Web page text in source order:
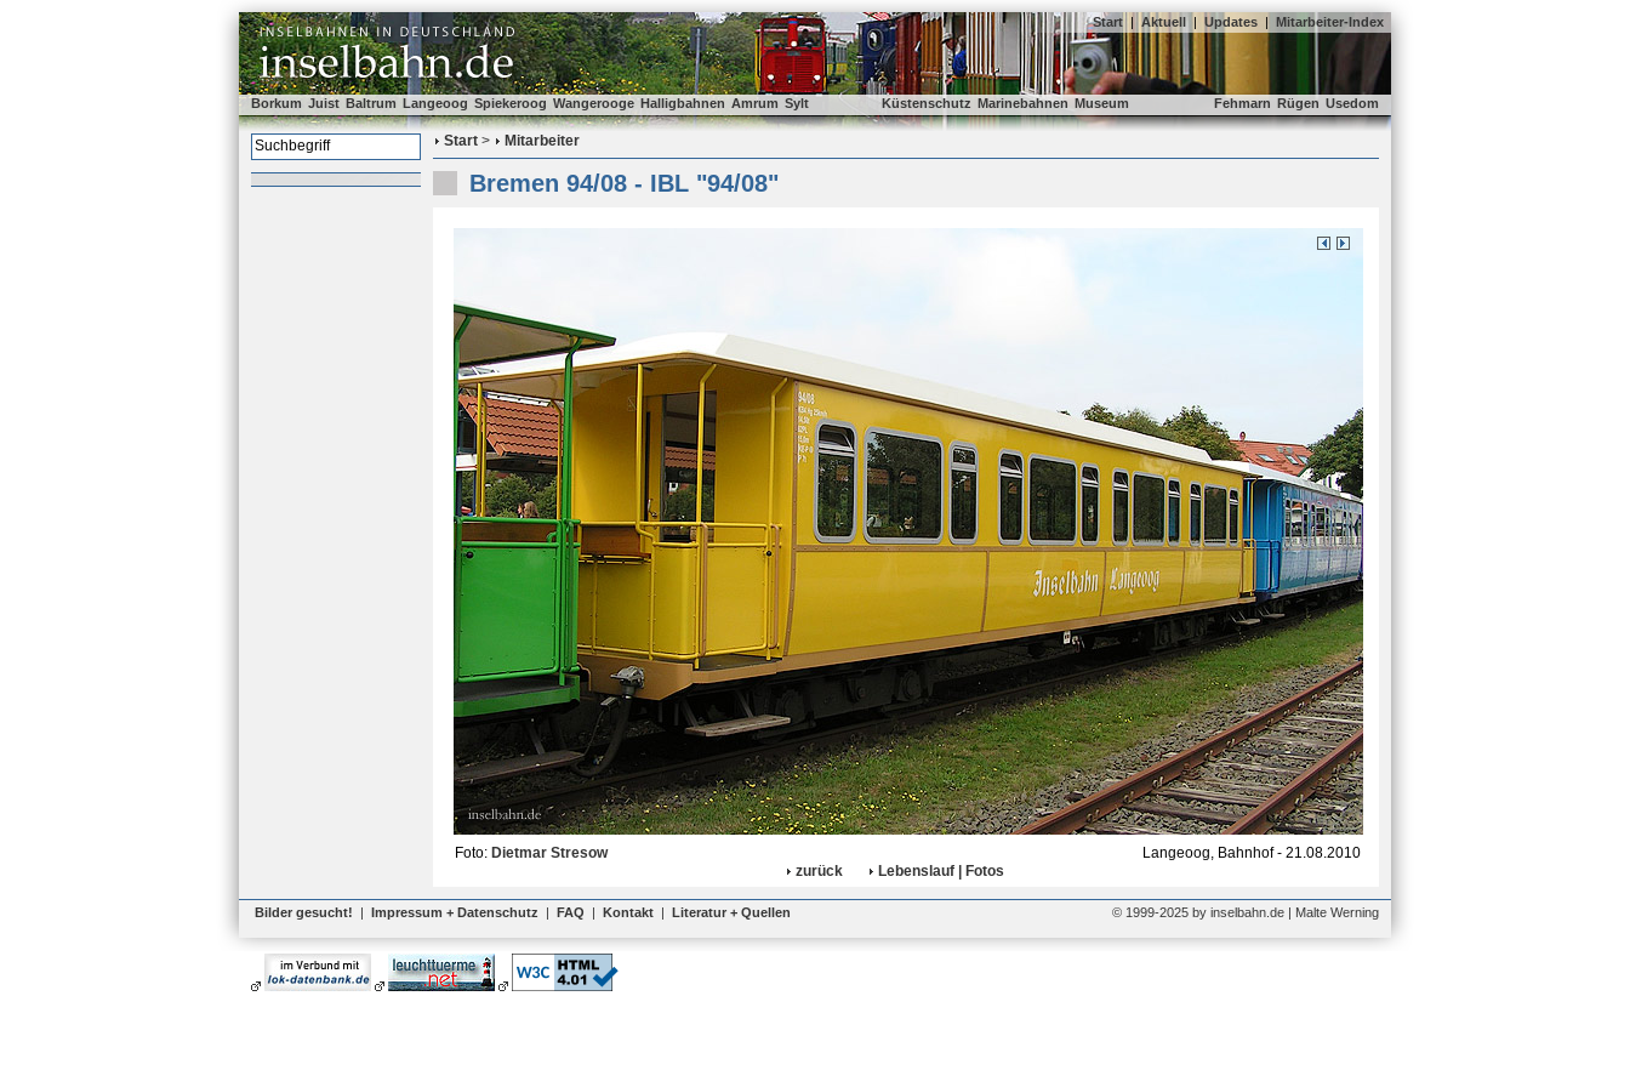
Start | Aktuell | Updates | Mitarbeiter-Index
Borkum Juist Baltrum Langeoog Spiekeroog Wangerooge Halligbahnen Amrum Sylt Küstenschutz Marinebahnen Museum Fehmarn Rügen Usedom
Start > Mitarbeiter
Bremen 94/08 - IBL "94/08"
Foto: Dietmar Stresow
Langeoog, Bahnhof - 21.08.2010
zurück
Lebenslauf | Fotos
Bilder gesucht! | Impressum + Datenschutz | FAQ | Kontakt | Literatur + Quellen © 1999-2025 by inselbahn.de | Malte Werning